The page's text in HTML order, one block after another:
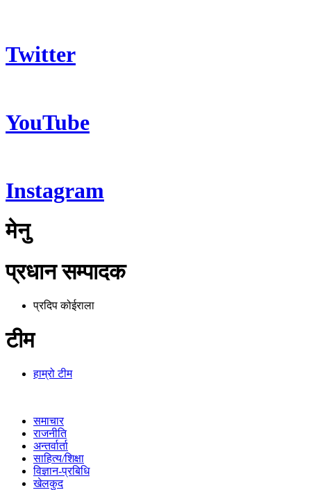
Twitter
YouTube
Instagram
मेनु
प्रधान सम्पादक
प्रदिप कोईराला
टीम
हाम्रो टीम
समाचार
राजनीति
अन्तर्वार्ता
साहित्य/शिक्षा
विज्ञान-प्रबिधि
खेलकुद